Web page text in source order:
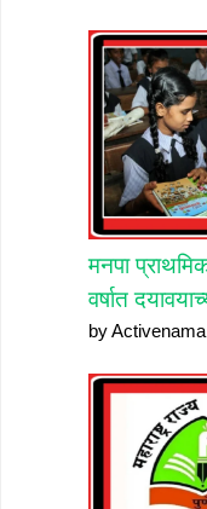
मनपा
वर्षात
by Activenama